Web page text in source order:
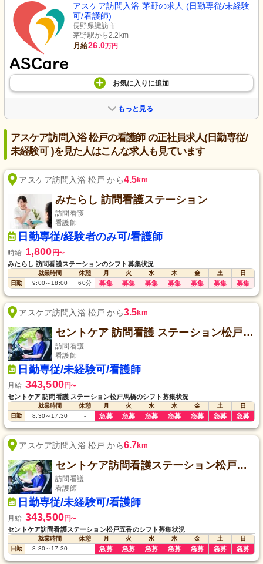
アスケア訪問入浴 茅野の求人 (日勤専従/未経験
可/看護師)
長野県諏訪市
茅野駅から2.2km
月給26.0万円
お気に入り に追加
もっと見る
アスケア訪問入浴 松戸の看護師 の正社員求人(日勤専従/
未経験可 )を見た人はこんな求人も見ています
アスケア訪問入浴 松戸 から4.5km
みたらし 訪問看護ステーション
訪問看護
看護師
日勤専従/経験者のみ可/看護師
時給 1,800 円〜
みたらし 訪問看護ステーションのシフト募集状況
就業時間 休憩 月 火 水 木 金 土
日
日勤
9:00～ 18:00 60分 募集 募集 募集 募集 募集 募集 募集
アスケア訪問入浴 松戸 から3.5km
セントケア 訪問看護 ステーション松戸馬橋
訪問看護
看護師
日勤専従/未経験可/看護師
月給 343,500円〜
セントケア 訪問看護 ステーション松戸馬橋のシフト募集状況
就業時間 休憩 月 火 水 木 金 土
日
日勤
8:30～ 17:30 - 急募 急募 急募 急募 急募 急募 急募
アスケア訪問入浴 松戸 から6.7km
セントケア訪問看護ステーション松戸五香
訪問看護
看護師
日勤専従/未経験可/看護師
月給 343,500円〜
セントケア訪問看護ステーション松戸五香のシフト募集状況
就業時間 休憩 月 火 水 木 金 土
日
日勤
8:30～ 17:30 - 急募 急募 急募 急募 急募 急募 急募